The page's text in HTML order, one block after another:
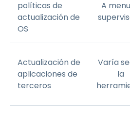
políticas de
actualización de
OS
A
Actualización de
aplicaciones de
terceros
Varía
la